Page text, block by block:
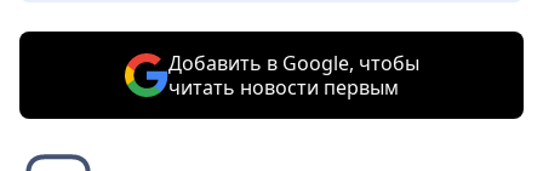
Добавить в Google, чтобы
читать новости первым